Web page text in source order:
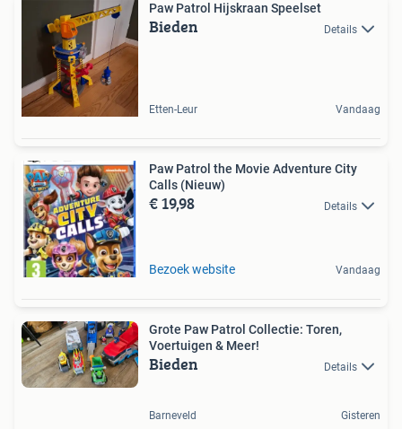
Paw Patrol Hijskraan Speelset
Bieden Details
Etten-Leur Vandaag
Paw Patrol the Movie Adventure City
Calls (Nieuw)
€ 19,98 Details
Bezoek website Vandaag
Grote Paw Patrol Collectie: Toren,
Voertuigen & Meer!
Bieden Details
Barneveld Gisteren